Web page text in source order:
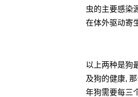
虫的主要感染
在体外驱动寄
以上两种是狗
及狗的健康,
年狗需要每三